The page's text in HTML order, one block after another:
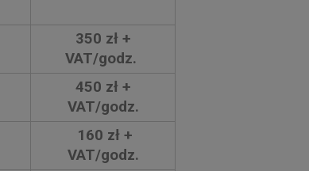
350 zł +
VAT/godz.
450 zł +
VAT/godz.
160 zł +
VAT/godz.